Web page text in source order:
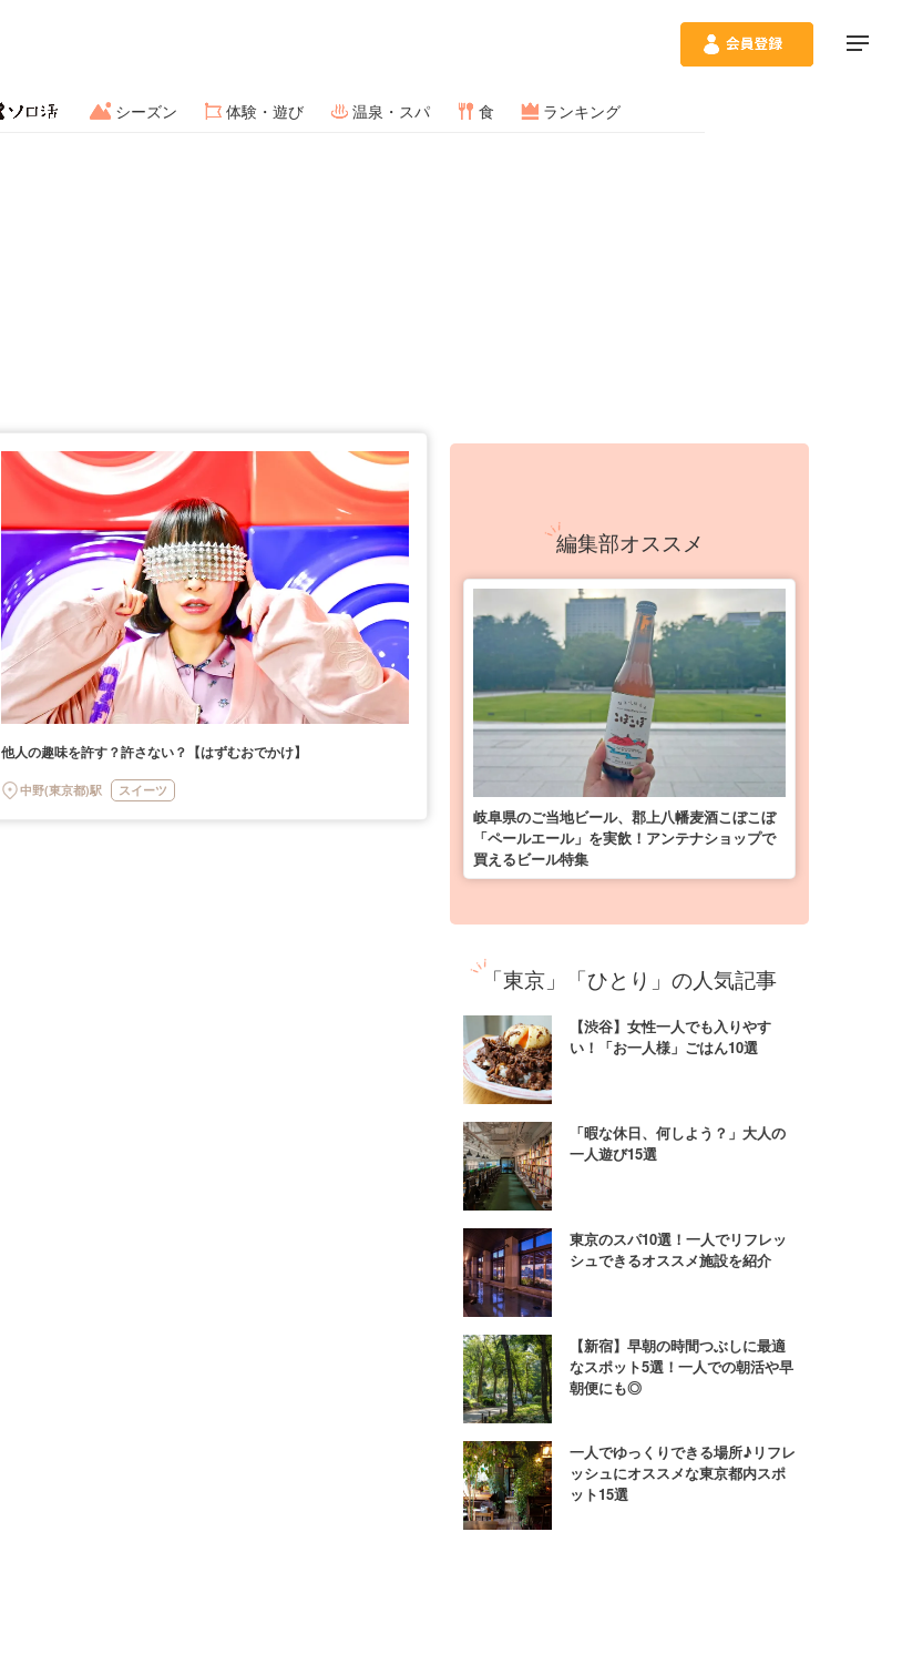
シーズン 体験・遊び 温泉・スパ 食 ランキング
他人の趣味を許す？許さない？【はずむおでかけ】
中野(東京都)駅 スイーツ
編集部オススメ
岐阜県のご当地ビール、郡上八幡麦酒こぼこぼ
「ペールエール」を実飲！アンテナショップで
買えるビール特集
「東京」「ひとり」の人気記事
【渋谷】女性一人でも入りやす
い！「お一人様」ごはん10選
「暇な休日、何しよう？」大人の
一人遊び15選
東京のスパ10選！一人でリフレッ
シュできるオススメ施設を紹介
【新宿】早朝の時間つぶしに最適
なスポット5選！一人での朝活や早
朝便にも◎
一人でゆっくりできる場所♪リフレ
ッシュにオススメな東京都内スポ
ット15選